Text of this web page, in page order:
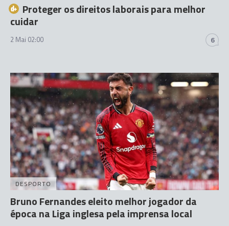
Proteger os direitos laborais para melhor
cuidar
2 Mai 02:00 6
DESPORTO
Bruno Fernandes eleito melhor jogador da
época na Liga inglesa pela imprensa local